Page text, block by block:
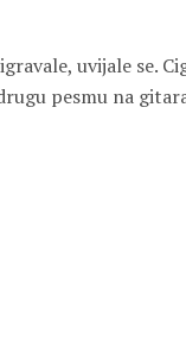
uvijale se.
pesmu na